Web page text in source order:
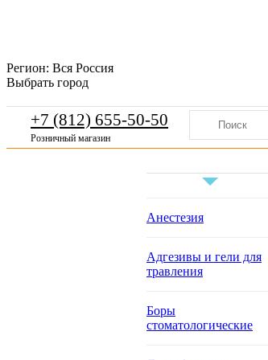
Регион: Вся Россия
Выбрать город
+7 (812) 655-50-50
Розничный магазин
Анестезия
Адгезивы и гели для
травления
Боры
стоматологические